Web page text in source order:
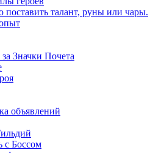
поставить талант, руны или чары.
Значки Почета
объявлений
с Боссом